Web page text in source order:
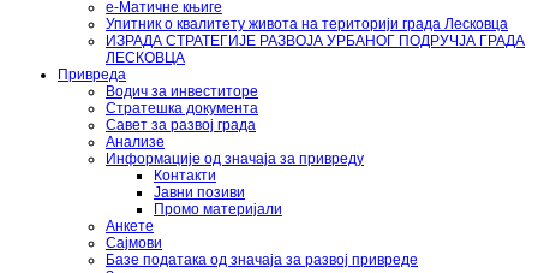
е-Матичне књиге
Упитник о квалитету живота на територији града Лесковца
ИЗРАДА СТРАТЕГИЈЕ РАЗВОЈА УРБАНОГ ПОДРУЧЈА ГРАДА
ЛЕСКОВЦА
Привреда
Водич за инвеститоре
Стратешка документа
Савет за развој града
Анализе
Информације од значаја за привреду
Контакти
Јавни позиви
Промо материјали
Анкете
Сајмови
Базе података од значаја за развој привреде